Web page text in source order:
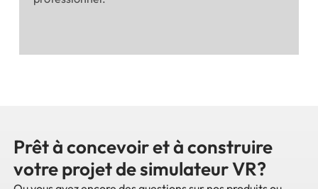
Prêt à concevoir et à construire
votre projet de simulateur VR?